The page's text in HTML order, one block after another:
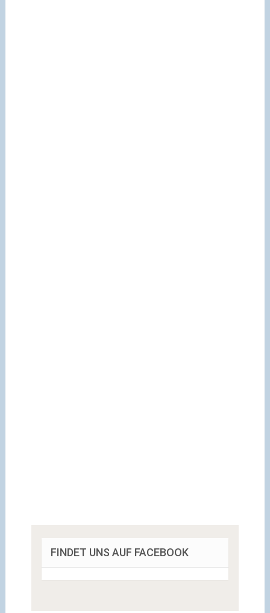
FINDET UNS AUF FACEBOOK